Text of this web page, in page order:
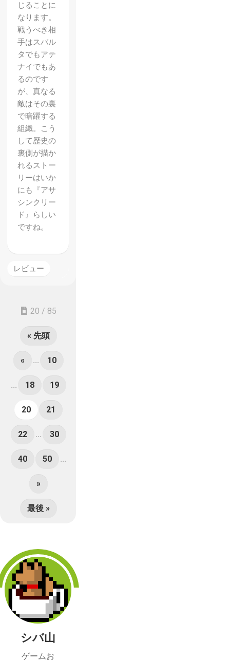
じることに
なります。
戦うべき相
手はスパル
タでもアテ
ナイでもあ
るのです
が、真なる
敵はその裏
で暗躍する
組織。こう
して歴史の
裏側が描か
れるストー
リーはいか
にも『アサ
シンクリー
ド』らしい
ですね。
レビュー
20 / 85
« 先頭
« ... 10
... 18 19
20 21
22 ... 30
40 50 ...
»
最後 »
シバ山
ゲームお